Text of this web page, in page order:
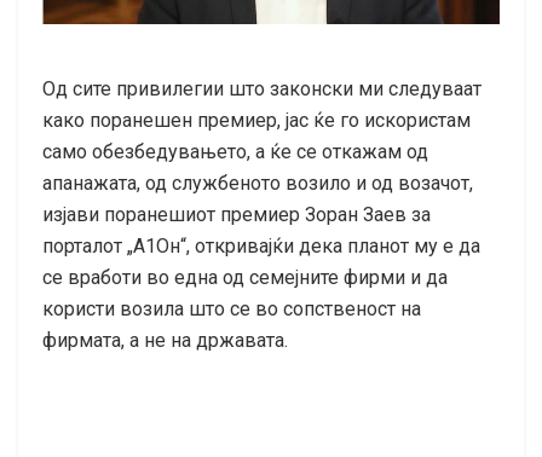
Од сите привилегии што законски ми следуваат
како поранешен премиер, јас ќе го искористам
само обезбедувањето, а ќе се откажам од
апанажата, од службеното возило и од возачот,
изјави поранешиот премиер Зоран Заев за
порталот „А1Он“, откривајќи дека планот му е да
се вработи во една од семејните фирми и да
користи возила што се во сопственост на
фирмата, а не на државата.